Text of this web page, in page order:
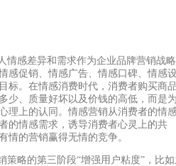
情感差异和需求作为企业品牌营销战
感促销、情感广告、情感口碑、情感
标。在情感消费时代，消费者购买商
少、质量好坏以及价钱的高低，而是
理上的认同。情感营销从消费者的情
的情感需求，诱导消费者心灵上的共
情的营销赢得无情的竞争。
策略的第三阶段“增强用户粘度”，比如